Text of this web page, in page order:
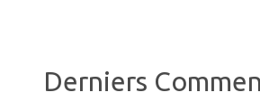
Derniers